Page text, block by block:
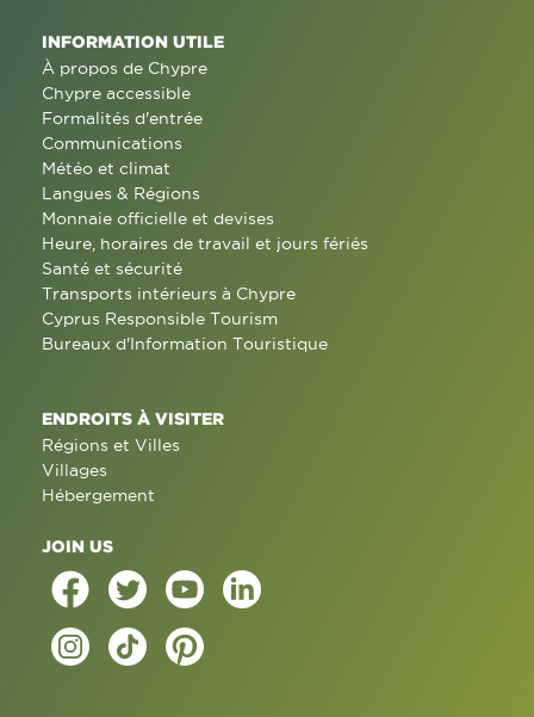
INFORMATION UTILE
À propos de Chypre
Chypre accessible
Formalités d'entrée
Communications
Météo et climat
Langues & Régions
Monnaie officielle et devises
Heure, horaires de travail et jours fériés
Santé et sécurité
Transports intérieurs à Chypre
Cyprus Responsible Tourism
Bureaux d'Information Touristique
ENDROITS À VISITER
Régions et Villes
Villages
Hébergement
JOIN US